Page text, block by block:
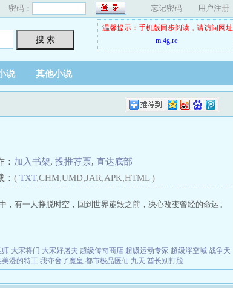
密码： 忘记密码 用户注册
搜 索
温馨提示：手机版同步阅读，请访问网址
m.4g.re
说 其他小说
加入书架, 投推荐票, 直达底部
( TXT,CHM,UMD,JAR,APK,HTML )
有一人挣脱时空，回到世界崩毁之前，决心改变曾经的命运。
师 大宋将门 大宋好屠夫 超级传奇商店 超级运动专家 超级浮空城 战争天
美漫的特工 我夺舍了魔皇 都市极品医仙 九天 酋长别打脸